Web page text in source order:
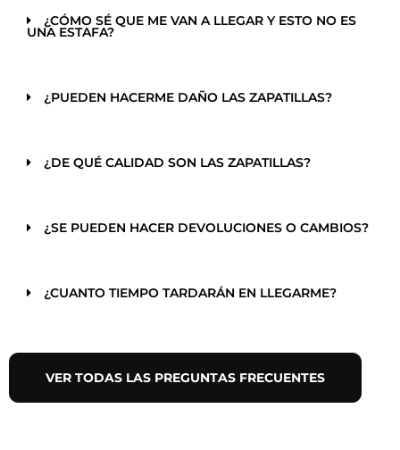
¿CÓMO SÉ QUE ME VAN A LLEGAR Y ESTO NO ES
UNA ESTAFA?
¿PUEDEN HACERME DAÑO LAS ZAPATILLAS?
¿DE QUÉ CALIDAD SON LAS ZAPATILLAS?
¿SE PUEDEN HACER DEVOLUCIONES O CAMBIOS?
¿CUANTO TIEMPO TARDARÁN EN LLEGARME?
VER TODAS LAS PREGUNTAS FRECUENTES